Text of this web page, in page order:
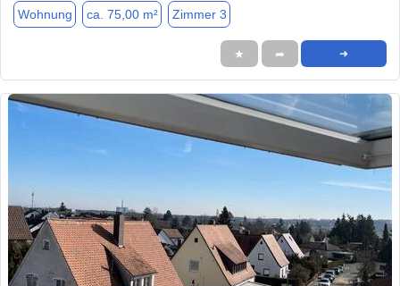
Wohnung ca. 75,00 m² Zimmer 3
★ ➦ ➜